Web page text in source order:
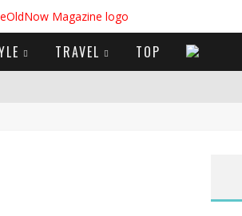
TRAVEL TOP